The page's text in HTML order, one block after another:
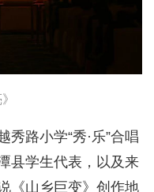
路小学“秀·乐”合唱
县学生代表，以及来
《山乡巨变》创作地